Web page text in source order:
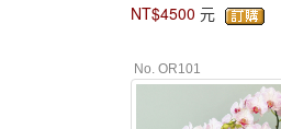
NT$4500 元
No. OR101